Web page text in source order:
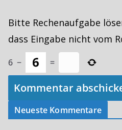
Bitte Rechenaufgabe
dass Eingabe nicht vom
6 − =
Neueste Kommentare